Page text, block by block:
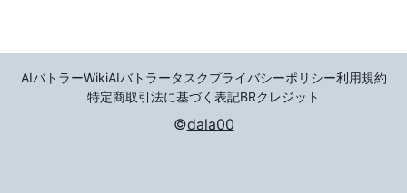
AIバトラーWikiAIバトラータスクプライバシーポリシー利用規約
特定商取引法に基づく表記BRクレジット
©dala00